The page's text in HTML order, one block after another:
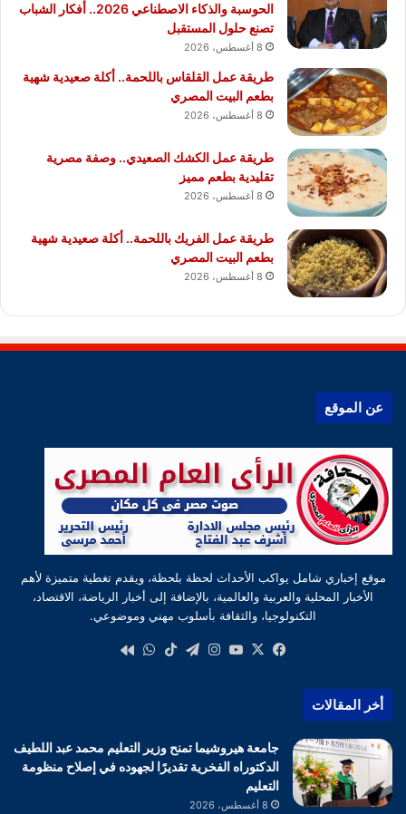
الحوسبة والذكاء الاصطناعي 2026.. أفكار الشباب
تصنع حلول المستقبل
8 أغسطس، 2026
طريقة عمل القلقاس باللحمة.. أكلة صعيدية شهية
بطعم البيت المصري
8 أغسطس، 2026
طريقة عمل الكشك الصعيدي.. وصفة مصرية
تقليدية بطعم مميز
8 أغسطس، 2026
طريقة عمل الفريك باللحمة.. أكلة صعيدية شهية
بطعم البيت المصري
8 أغسطس، 2026
عن الموقع
موقع إخباري شامل يواكب الأحداث لحظة بلحظة، ويقدم تغطية متميزة لأهم
الأخبار المحلية والعربية والعالمية، بالإضافة إلى أخبار الرياضة، الاقتصاد،
التكنولوجيا، والثقافة بأسلوب مهني وموضوعي.
فيسبوك
‫X
‫YouTube
انستقرام
تيلقرام‫TikTokواتساب
أخر المقالات
جامعة هيروشيما تمنح وزير التعليم محمد عبد اللطيف
الدكتوراه الفخرية تقديرًا لجهوده في إصلاح منظومة
التعليم
8 أغسطس، 2026